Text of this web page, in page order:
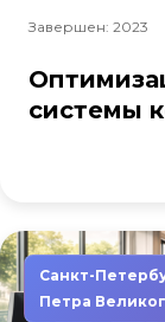
Завершен: 2023
системы
Санкт-
Петра